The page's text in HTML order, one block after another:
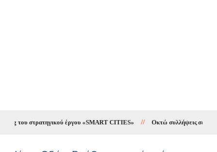
του στρατηγικού έργου «SMART CITIES» // Οκτώ συλλήψεις σε δέκα